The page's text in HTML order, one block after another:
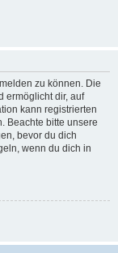
zu können. Die
ermöglicht dir, auf
kann registrierten
Beachte bitte unsere
bevor du dich
wenn du dich in